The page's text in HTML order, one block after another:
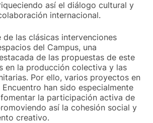
así el diálogo cultural y
internacional.
de las clásicas intervenciones
del Campus, una
de las propuestas de este
en la producción colectiva y las
Por ello, varios proyectos en
han sido especialmente
la participación activa de
así la cohesión social y
creativo.